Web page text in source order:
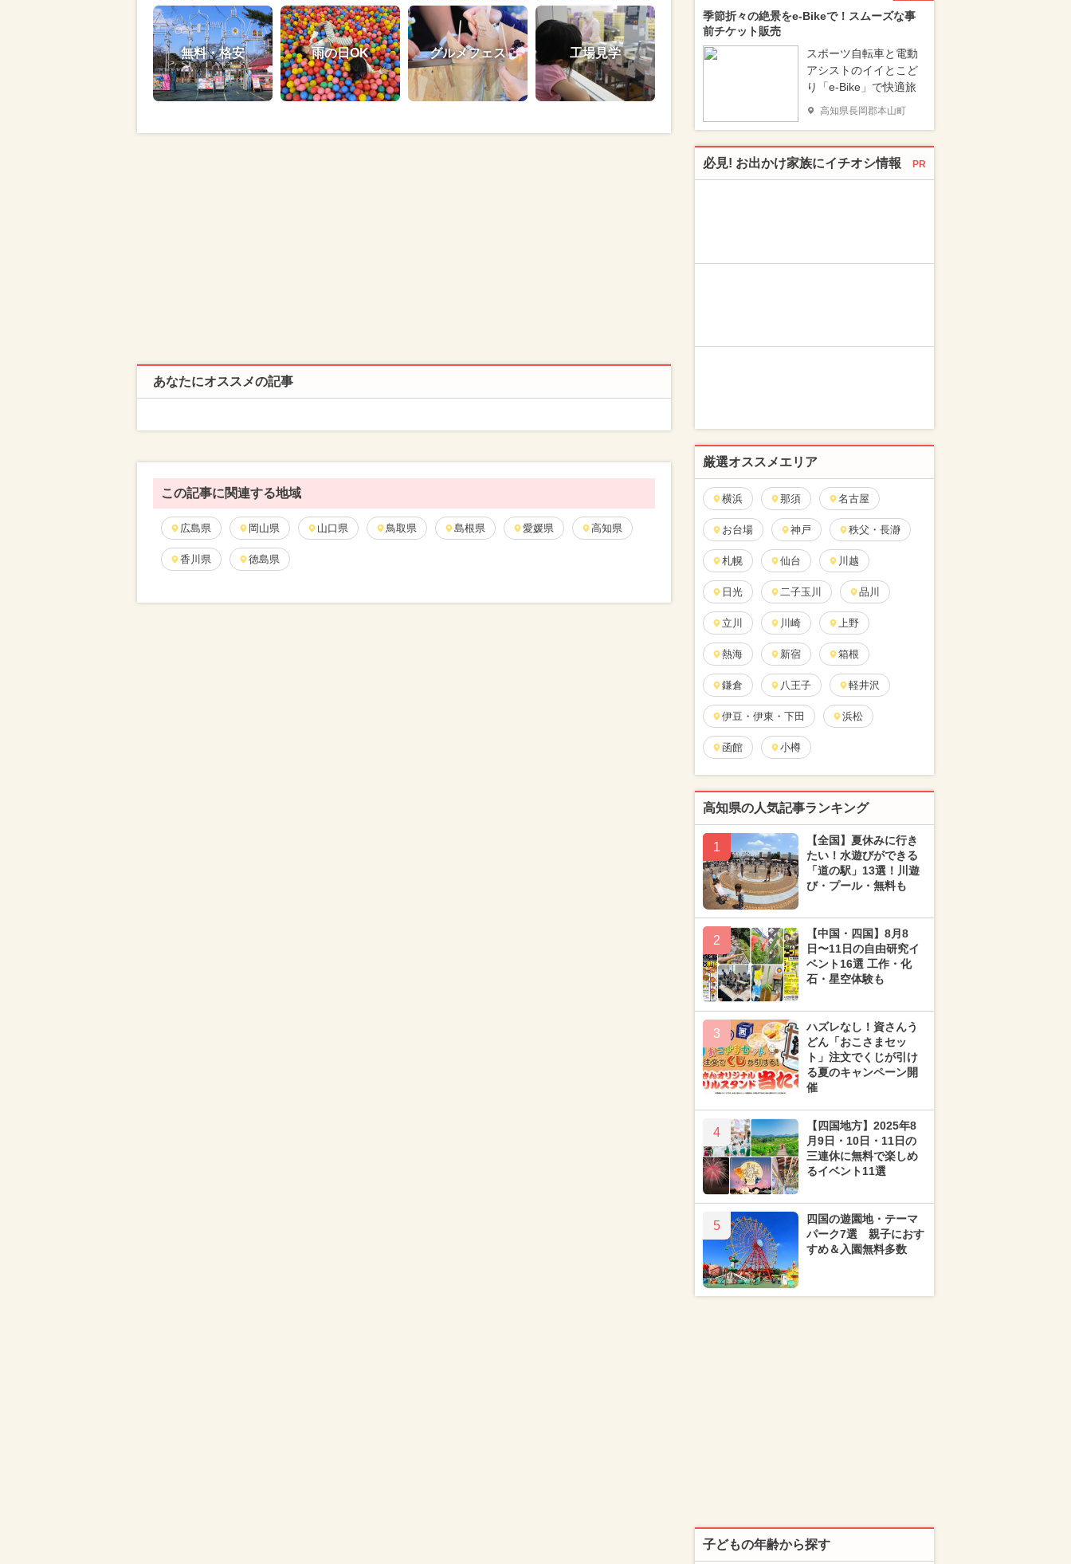
無料・格安 雨の日OK グルメフェス 工場見学
あなたにオススメの記事
この記事に関連する地域
広島県 岡山県 山口県 鳥取県 島根県 愛媛県 高知県
香川県 徳島県
季節折々の絶景をe-Bikeで！スムーズな事
前チケット販売
スポーツ自転車と電動
アシストのイイとこど
り「e-Bike」で快適旅
高知県長岡郡本山町
必見! お出かけ家族にイチオシ情報 PR
厳選オススメエリア
横浜 那須 名古屋
お台場 神戸 秩父・長瀞
札幌 仙台 川越
日光 二子玉川 品川
立川 川崎 上野
熱海 新宿 箱根
鎌倉 八王子 軽井沢
伊豆・伊東・下田 浜松
函館 小樽
高知県の人気記事ランキング
1
【全国】夏休みに行き
たい！水遊びができる
「道の駅」13選！川遊
び・プール・無料も
2
【中国・四国】8月8
日〜11日の自由研究イ
ベント16選 工作・化
石・星空体験も
3
ハズレなし！資さんう
どん「おこさまセッ
ト」注文でくじが引け
る夏のキャンペーン開
催
4
【四国地方】2025年8
月9日・10日・11日の
三連休に無料で楽しめ
るイベント11選
5
四国の遊園地・テーマ
パーク7選 親子におす
すめ＆入園無料多数
子どもの年齢から探す